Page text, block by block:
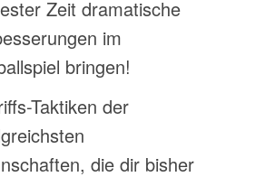
Zeit dramatische
im
bringen!
Taktiken der
die dir bisher